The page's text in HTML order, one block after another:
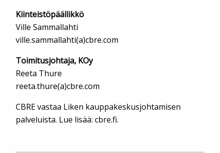
Kiinteistöpäällikkö
Ville Sammallahti
ville.sammallahti(a)cbre.com
Toimitusjohtaja, KOy
Reeta Thure
reeta.thure(a)cbre.com
CBRE vastaa Liken kauppakeskusjohtamisen
palveluista. Lue lisää: cbre.fi.